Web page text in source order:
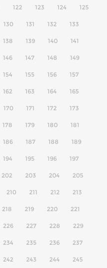
122 123 124 125
130 131 132 133
138 139 140 141
146 147 148 149
154 155 156 157
162 163 164 165
170 171 172 173
178 179 180 181
186 187 188 189
194 195 196 197
202 203 204 205
210 211 212 213
218 219 220 221
226 227 228 229
234 235 236 237
242 243 244 245